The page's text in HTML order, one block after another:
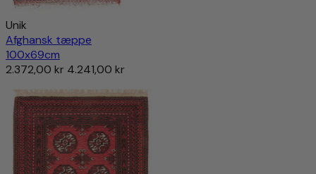
Unik
Afghansk tæppe
100x69cm
2.372,00 kr 4.241,00 kr